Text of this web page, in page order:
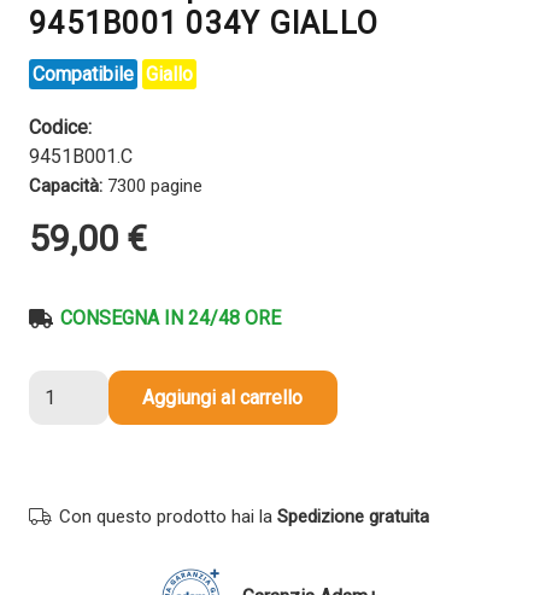
9451B001 034Y GIALLO
Compatibile Giallo
Codice:
9451B001.C
Capacità: 7300 pagine
59,00 €
CONSEGNA IN 24/48 ORE
compatibile
GIALLO
Aggiungi al carrello
Con questo prodotto hai la Spedizione gratuita